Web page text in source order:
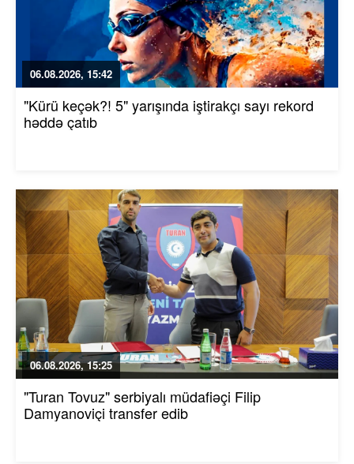
06.08.2026, 15:42
"Kürü keçək?! 5" yarışında iştirakçı sayı rekord
həddə çatıb
06.08.2026, 15:25
"Turan Tovuz" serbiyalı müdafiəçi Filip
Damyanoviçi transfer edib